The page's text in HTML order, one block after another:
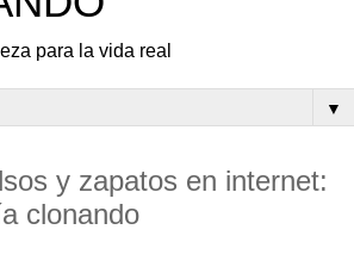
para la vida real
▼
y zapatos en internet:
clonando